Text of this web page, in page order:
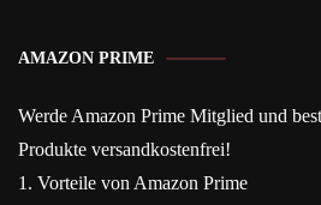
AMAZON PRIME
Werde Amazon Prime Mitglied und
Produkte versandkostenfrei!
1. Vorteile von Amazon Prime